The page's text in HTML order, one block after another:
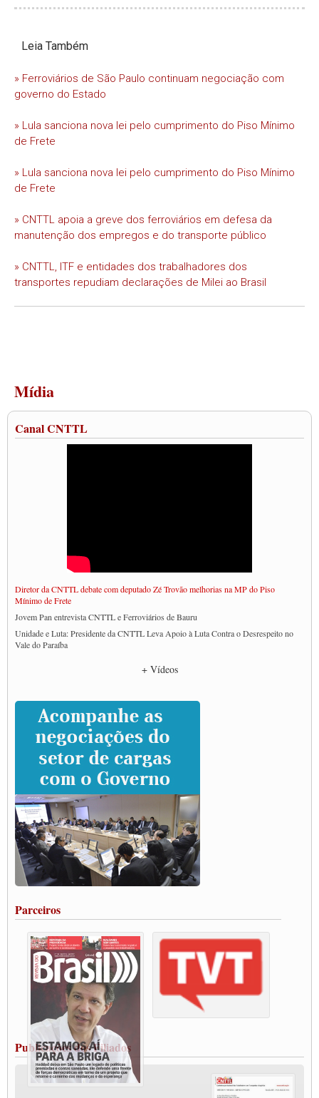
Leia Também
» Ferroviários de São Paulo continuam negociação com
governo do Estado
» Lula sanciona nova lei pelo cumprimento do Piso Mínimo
de Frete
» Lula sanciona nova lei pelo cumprimento do Piso Mínimo
de Frete
» CNTTL apoia a greve dos ferroviários em defesa da
manutenção dos empregos e do transporte público
» CNTTL, ITF e entidades dos trabalhadores dos
transportes repudiam declarações de Milei ao Brasil
Mídia
Canal CNTTL
Diretor da CNTTL debate com deputado Zé Trovão melhorias na MP do Piso
Mínimo de Frete
Jovem Pan entrevista CNTTL e Ferroviários de Bauru
Unidade e Luta: Presidente da CNTTL Leva Apoio à Luta Contra o Desrespeito no
Vale do Paraíba
Caminhoneiros prometem paralisação e cobram diálogo com Lula
CNTTL e lideranças de caminhoneiros participam de debate sobre saúde nas
rodovias
Paulinho e Litti debatem política global para transporte rodoviário de cargas na
SUTCRA no Uruguai
Grande Conquista da Categoria transporte de Cargas e Caminhoneiros Autonomos
ENCONTRO INTERNACIONAL EM APOIO A CLASSE TRABALHADORA
DO BRASIL E A ELEIÇÃO 2022
Carta às Brasileiras e aos Brasileiros em Defesa do Estado Democrático de Direito
Paulinho, presidente da CNTTL, faz balanço do 3º Congresso da CNTTL
Caminhoneiros aprovam greve a partir do 1º de novembro
Rodoviários de Feira Santana fazem Assembleia para avaliar proposta de reajuste
salarial
Vacina Já: Lockdown de 24 horas dos trabalhadores em transportes está mantido,
Condutores de Guarulhos farão greve sanitária nesta terça-feira (20)
Paralisação dos Caminhoneiros na #BR285, entrocamento que liga o Mercosul ao
Rio Grande
Caminhoneiros bloqueiam duas faixas na Castello Branco e fazem protesto
Modal-Live #13 Aumento da Violência Contra Mulher e o Adoecimento da Classe
Trabalhadora em Tempos de Pandemia
MODAL-LIVE#12 POLÍTICAS PÚBLICAS DE TRANSPORTE PARA A
CLASSE TRABALHADORA E ELEIÇÕES NA PANDEMIA
MODAL-LIVE#11 POLÍTICAS PÚBLICAS DE TRANSPORTE
JUVENTUDE DO TRANSPORTE: POR QUE DEVEMOS NOS ORGANIZAR?
Fabio Primo testa positivo para Coronavírus, mas está bem de saúde
+ Vídeos
Parceiros
Publicações dos Filiados